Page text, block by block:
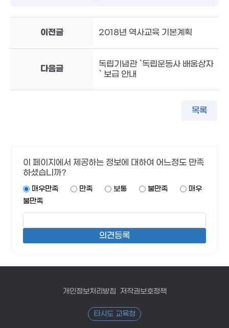
이전글 2018년 역사교육 기본계획
다음글
독립기념관 `독립운동사 배움상자
` 보급 안내
목록
이 페이지에서 제공하는 정보에 대하여 어느정도 만족
하셨습니까?
매우만족 만족 보통 불만족
매우
불만족
개인정보처리방침 저작권보호정책
타시도 교육청